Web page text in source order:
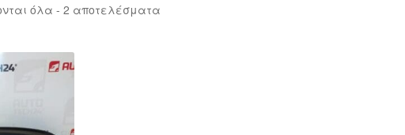
όλα - 2 αποτελέσματαSorted